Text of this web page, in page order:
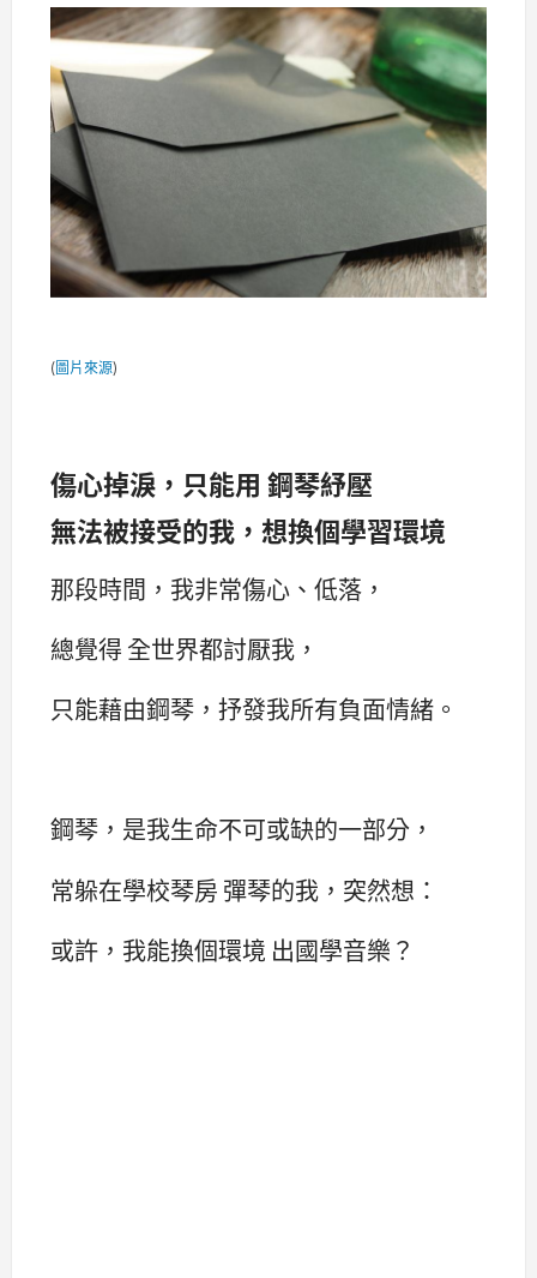
(圖片來源)
傷心掉淚，只能用 鋼琴紓壓
無法被接受的我，想換個學習環境
那段時間，我非常傷心、低落，
總覺得 全世界都討厭我，
只能藉由鋼琴，抒發我所有負面情緒。
鋼琴，是我生命不可或缺的一部分，
常躲在學校琴房 彈琴的我，突然想：
或許，我能換個環境 出國學音樂？